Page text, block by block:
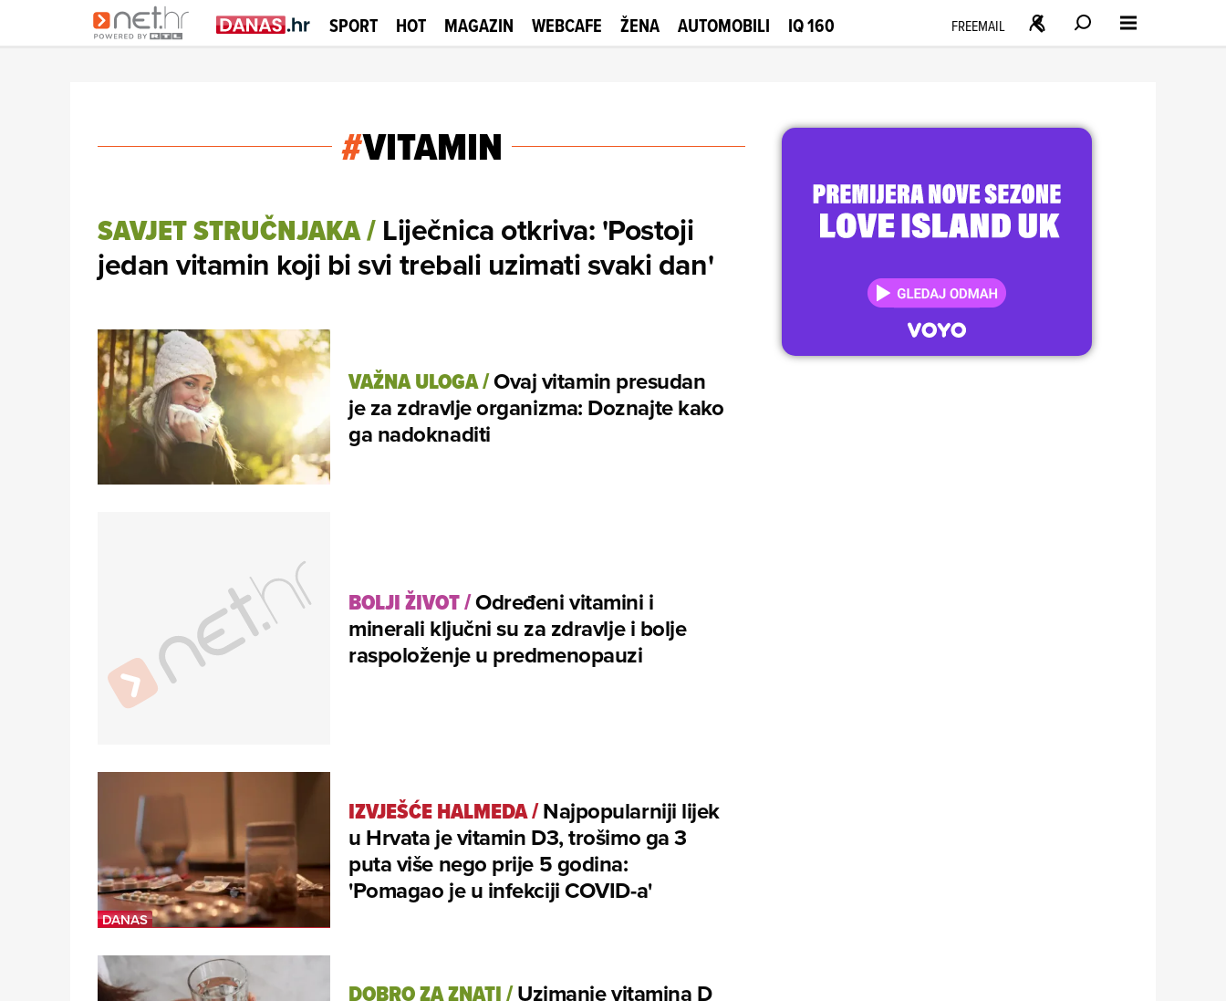
SPORT HOT MAGAZIN WEBCAFE ŽENA AUTOMOBILI IQ 160 FREEMAIL
#VITAMIN
SAVJET STRUČNJAKA/Liječnica otkriva: 'Postoji
jedan vitamin koji bi svi trebali uzimati svaki dan'
VAŽNA ULOGA/Ovaj vitamin presudan
je za zdravlje organizma: Doznajte kako
ga nadoknaditi
BOLJI ŽIVOT/Određeni vitamini i
minerali ključni su za zdravlje i bolje
raspoloženje u predmenopauzi
IZVJEŠĆE HALMEDA/Najpopularniji lijek
u Hrvata je vitamin D3, trošimo ga 3
puta više nego prije 5 godina:
'Pomagao je u infekciji COVID-a'
DOBRO ZA ZNATI/Uzimanje vitamina D